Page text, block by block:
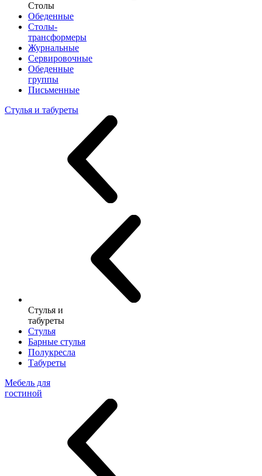
Столы
Обеденные
Столы-
трансформеры
Журнальные
Сервировочные
Обеденные
группы
Письменные
Стулья и табуреты
Стулья и
табуреты
Стулья
Барные стулья
Полукресла
Табуреты
Мебель для
гостиной